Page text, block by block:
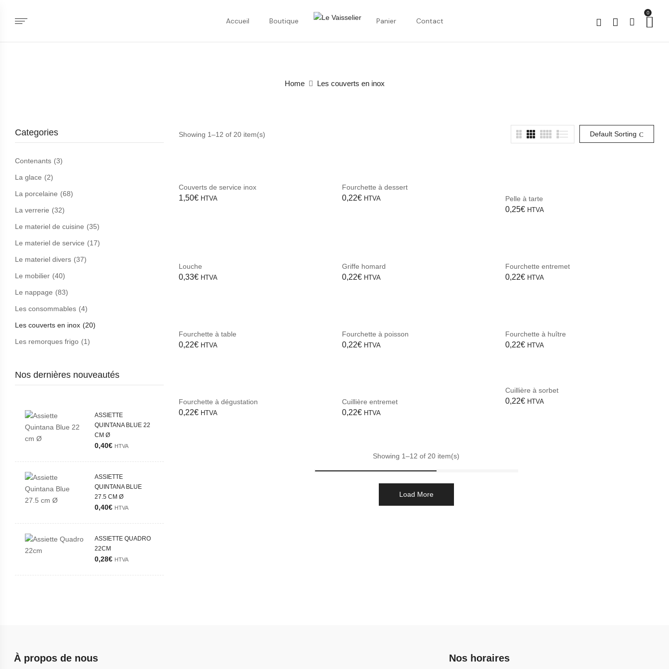
Accueil Boutique Panier Contact
0
Home Les couverts en inox
Categories
Contenants (3)
La glace (2)
La porcelaine (68)
La verrerie (32)
Le materiel de cuisine (35)
Le materiel de service (17)
Le materiel divers (37)
Le mobilier (40)
Le nappage (83)
Les consommables (4)
Les couverts en inox (20)
Les remorques frigo (1)
Nos dernières nouveautés
ASSIETTE
QUINTANA BLUE 22
CM Ø
0,40€ HTVA
ASSIETTE
QUINTANA BLUE
27.5 CM Ø
0,40€ HTVA
ASSIETTE QUADRO
22CM
0,28€ HTVA
Default Sorting
Showing 1–12 of 20 item(s)
Couverts de service inox
1,50€ HTVA
Fourchette à dessert
0,22€ HTVA Pelle à tarte
0,25€ HTVA
Louche
0,33€ HTVA
Griffe homard
0,22€ HTVA
Fourchette entremet
0,22€ HTVA
Fourchette à table
0,22€ HTVA
Fourchette à poisson
0,22€ HTVA
Fourchette à huître
0,22€ HTVA
Fourchette à dégustation
0,22€ HTVA
Cuillière entremet
0,22€ HTVA
Cuillière à sorbet
0,22€ HTVA
Showing 1–12 of 20 item(s)
Load More
À propos de nous Nos horaires